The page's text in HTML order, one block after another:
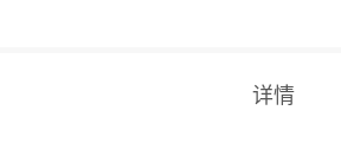
详情